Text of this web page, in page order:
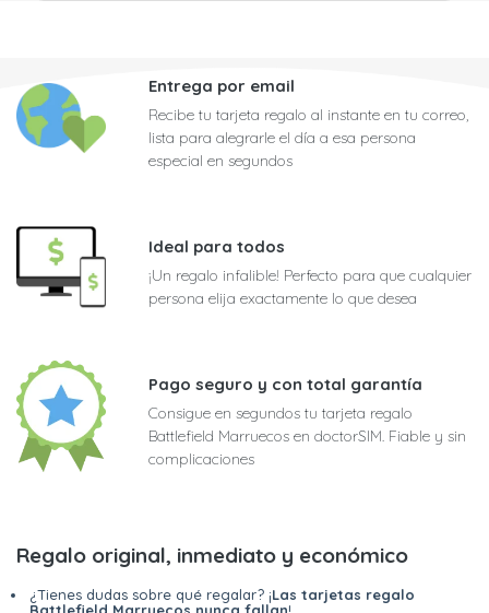
Entrega por email
Recibe tu tarjeta regalo al instante en tu correo,
lista para alegrarle el día a esa persona
especial en segundos
Ideal para todos
¡Un regalo infalible! Perfecto para que cualquier
persona elija exactamente lo que desea
Pago seguro y con total garantía
Consigue en segundos tu tarjeta regalo
Battlefield Marruecos en doctorSIM. Fiable y sin
complicaciones
Regalo original, inmediato y económico
¿Tienes dudas sobre qué regalar? ¡Las tarjetas regalo
Battlefield Marruecos nunca fallan!